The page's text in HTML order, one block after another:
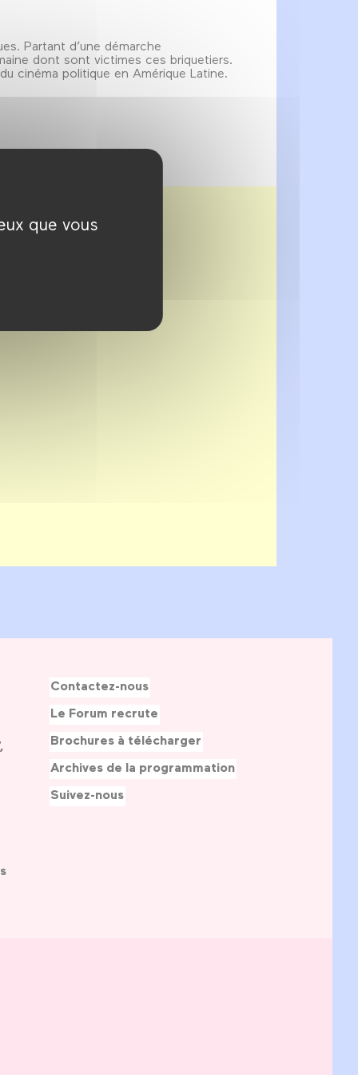
que vous
Partant d’une démarche
dont sont victimes ces briquetiers.
cinéma politique en Amérique Latine.
Contactez-nous
Le Forum recrute
Brochures à télécharger
Archives de la programmation
Suivez-nous